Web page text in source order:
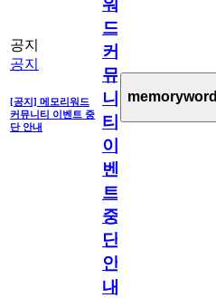
공지
공지
[공지] 메모리워드
커뮤니티 이벤트 중
단 안내
워
드
커
뮤
니
티
이
벤
트
중
단
안
내
memoryword